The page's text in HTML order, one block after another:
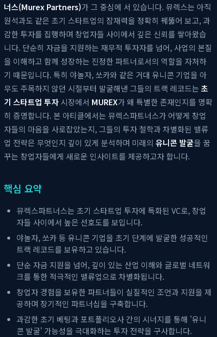
너스(Murex Partners)가 그 중심에 서 있습니다. 뮤렉스는 아직
원석과도 같은 초기 스타트업의 잠재력을 정확히 꿰뚫어 보고, 과
감한 투자를 집행하며 창업자들 사이에서 깊은 신뢰를 쌓아왔습
니다. 단순히 자금을 지원하는 재무적 투자자를 넘어, 사업의 본질
을 이해하고 함께 성장하는 진정한 파트너로서의 역할을 자처하
기 때문입니다. 특히 야놀자, 쏘카와 같은 거대 유니콘 기업을 아
무도 주목하지 않던 시절부터 발굴해낸 그들의 트랙 레코드는 초
기 스타트업 투자 시장에서 MUREX가 왜 특별한 존재인지를 명확
히 증명합니다. 본 아티클에서는 뮤렉스파트너스가 어떻게 창업
자들의 마음을 사로잡았는지, 그들의 투자 철학과 차별화된 밸류
업 전략은 무엇인지 깊이 있게 분석하며 미래의 유니콘 발굴을 꿈
꾸는 창업자들에게 새로운 인사이트를 제공하고자 합니다.
핵심 요약
뮤렉스파트너스는 초기 스타트업 투자에 특화된 VC로, 창업
자들 사이에서 높은 선호도를 보입니다.
야놀자, 쏘카 등 유니콘 기업을 초기 단계에 발굴한 성공적인
트랙 레코드를 보유하고 있습니다.
단순 자금 지원을 넘어, 깊이 있는 산업 이해와 글로벌 네트워
크를 통한 적극적인 밸류업으로 차별화됩니다.
창업자 경험을 보유한 파트너들이 실질적인 조언과 지원을 제
공하며 장기적인 파트너십을 구축합니다.
과감한 초기 베팅과 포트폴리오사 간의 시너지를 통해 '유니
콘 발굴' 가능성을 극대화하는 투자 전략을 구사합니다.